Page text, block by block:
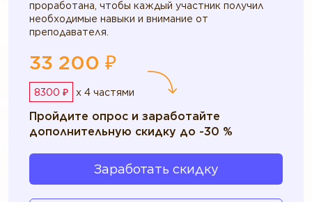
проработана, чтобы каждый участник получил
необходимые навыки и внимание от
преподавателя.
33 200 ₽
8300 ₽ x 4 частями
Пройдите опрос и заработайте
дополнительную скидку до -30 %
Заработать скидку